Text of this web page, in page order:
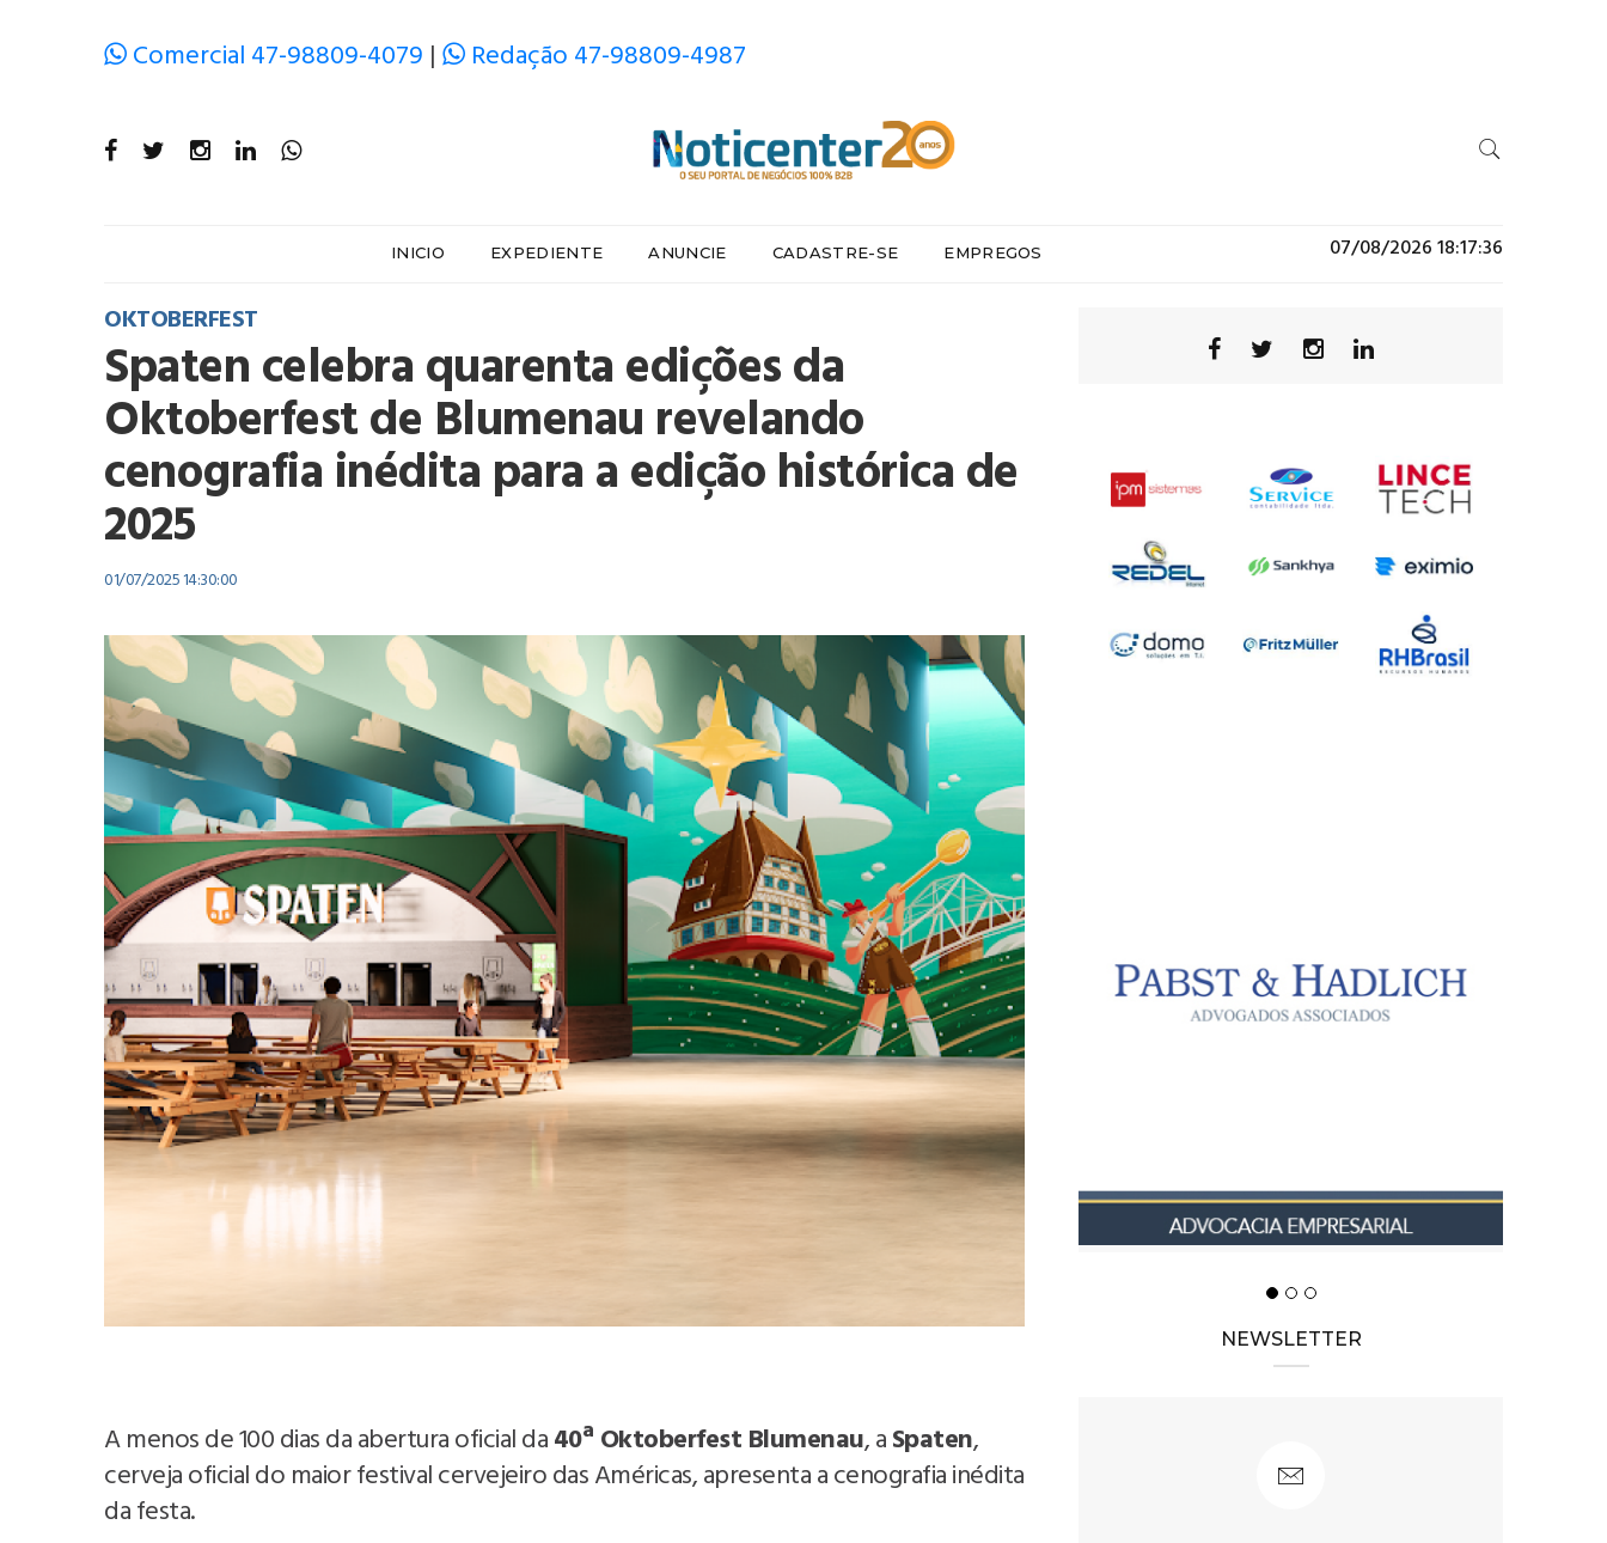
Comercial 47-98809-4079 | Redação 47-98809-4987
INICIO EXPEDIENTE ANUNCIE CADASTRE-SE EMPREGOS 07/08/2026 18:17:36
OKTOBERFEST
Spaten celebra quarenta edições da
Oktoberfest de Blumenau revelando
cenografia inédita para a edição histórica de
2025
01/07/2025 14:30:00
A menos de 100 dias da abertura oficial da40ª Oktoberfest Blumenau, aSpaten,
cerveja oficial do maior festival cervejeiro das Américas, apresenta a cenografia inédita
da festa.
NEWSLETTER